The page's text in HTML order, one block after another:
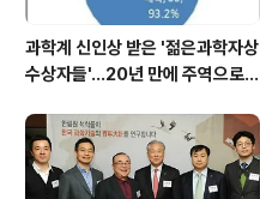
과학계 신인상 받은 '젊은과학자상
수상자들'…20년 만에 주역으로